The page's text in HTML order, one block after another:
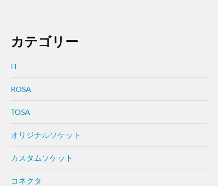
カテゴリー
IT
ROSA
TOSA
オリジナルソケット
カスタムソケット
コネクタ